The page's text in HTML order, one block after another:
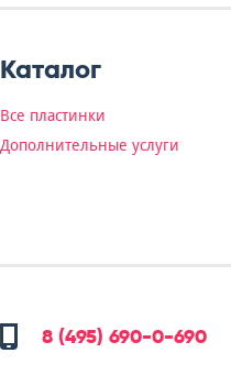
Каталог
Все пластинки
Дополнительные услуги
8 (495) 690-0-690